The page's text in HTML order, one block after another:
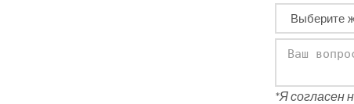
*Я согласен